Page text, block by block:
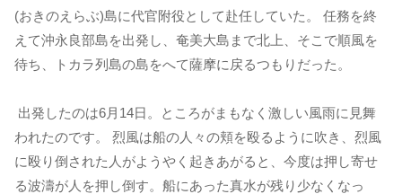
(おきのえらぶ)島に代官附役として赴任していた。 任務を終
えて沖永良部島を出発し、奄美大島まで北上、そこで順風を
待ち、トカラ列島の島をへて薩摩に戻るつもりだった。
出発したのは6月14日。ところがまもなく激しい風雨に見舞
われたのです。 烈風は船の人々の頬を殴るように吹き、烈風
に殴り倒された人がようやく起きあがると、今度は押し寄せ
る波濤が人を押し倒す。船にあった真水が残り少なくなっ